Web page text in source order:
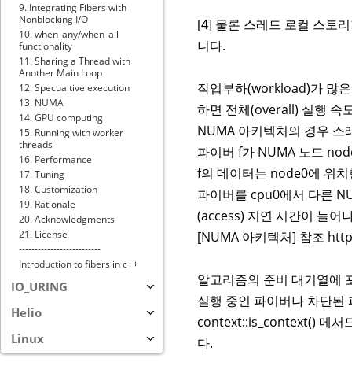
9. Integrating Fibers with
Nonblocking I/O
10. when_any/when_all
functionality
11. Sharing a Thread with
Another Main Loop
12. Specualtive execution
13. NUMA
14. GPU computing
15. Running with worker
threads
16. Performance
17. Tuning
18. Customization
19. Rationale
20. Acknowledgments
21. License
--------------------------
Introduction to fibers in c++
IO_URING
Helio
Linux
[4] 물론 스레드 로컬 스토
니다.
작업부하(workload)가 많
하면 전체(overall) 실행 속
NUMA 아키텍처의 경우 스
파이버 f가 NUMA 노드
f의 데이터는 node0에 위
파이버를 cpu0에서 다른
(access) 지연 시간이 늘어
[NUMA 아키텍처] 참조
알고리즘의 준비 대기열에
실행 중인 파이버나 차단된
context::is_context() 메서
다.